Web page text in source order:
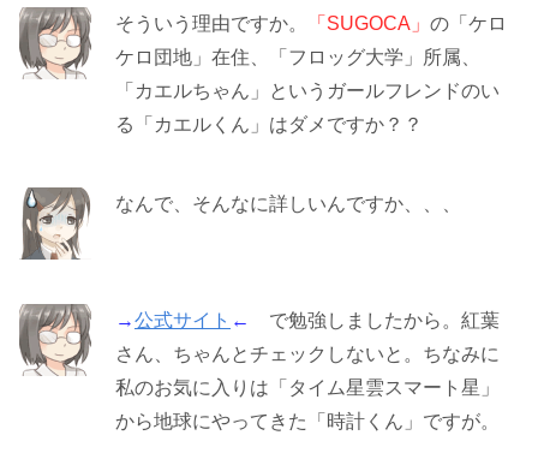
そういう理由ですか。 「SUGOCA」 の「ケロ
ケロ団地」在住、「フロッグ大学」所属、
「カエルちゃん」というガールフレンドのい
る「カエルくん」はダメですか？？
なんで、そんなに詳しいんですか、、、
→公式サイト ←
で勉強しましたから。紅葉
さん、ちゃんとチェックしないと。ちなみに
私のお気に入りは「タイム星雲スマート星」
から地球にやってきた「時計くん」ですが。